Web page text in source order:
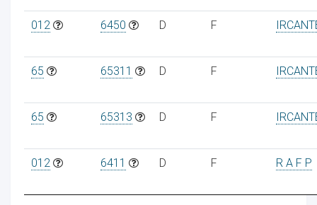
012 6450 D F
65 65311 D F
65 65313 D F
012 6411 D F R A F P